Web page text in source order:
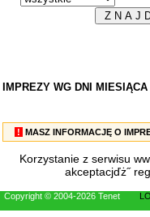
IMPREZY WG DNI MIESIĄCA
! MASZ INFORMACJĘ O
Korzystanie z serwisu
akceptacjďż˝
Copyright © 2004-2026 Tenet